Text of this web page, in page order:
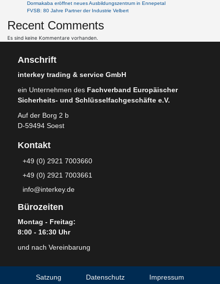
Dormakaba eröffnet neues Ausbildungszentrum in Ennepetal
FVSB: 80 Jahre Partner der Industrie Velbert
Recent Comments
Es sind keine Kommentare vorhanden.
Anschrift
interkey trading & service GmbH
ein Unternehmen des Fachverband Europäischer
Sicherheits- und Schlüsselfachgeschäfte e.V.
Auf der Borg 2 b
D-59494 Soest
Kontakt
+49 (0) 2921 7003660
+49 (0) 2921 7003661
info@interkey.de
Bürozeiten
Montag - Freitag:
8:00 - 16:30 Uhr
und nach Vereinbarung
Satzung Datenschutz Impressum